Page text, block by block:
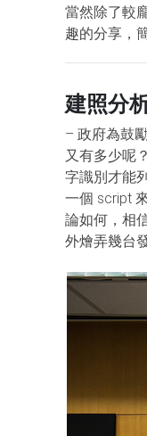
當然除了較
趣的分享，
建照分
– 政府為鼓
又有多少呢
字識別才能
一個 script
論如何，相
外燴弄幾台